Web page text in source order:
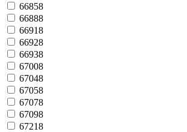
66858
66888
66918
66928
66938
67008
67048
67058
67078
67098
67218